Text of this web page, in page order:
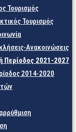
Τουρισμός
Τουρισμός
Ανακοινώσεις
Περίοδος 2021-2027
2014-2020